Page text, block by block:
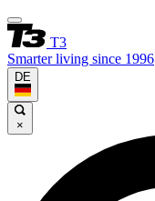
T3
Smarter living since 1996
DE
×